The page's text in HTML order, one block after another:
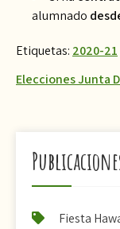
alumnado
Etiquetas: 2020-21
Navegación
entradas
Elecciones Junta
Fiesta